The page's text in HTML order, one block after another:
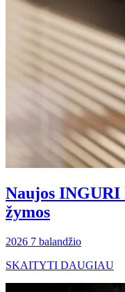
Naujos INGURI
žymos
2026 7 balandžio
SKAITYTI DAUGIAU